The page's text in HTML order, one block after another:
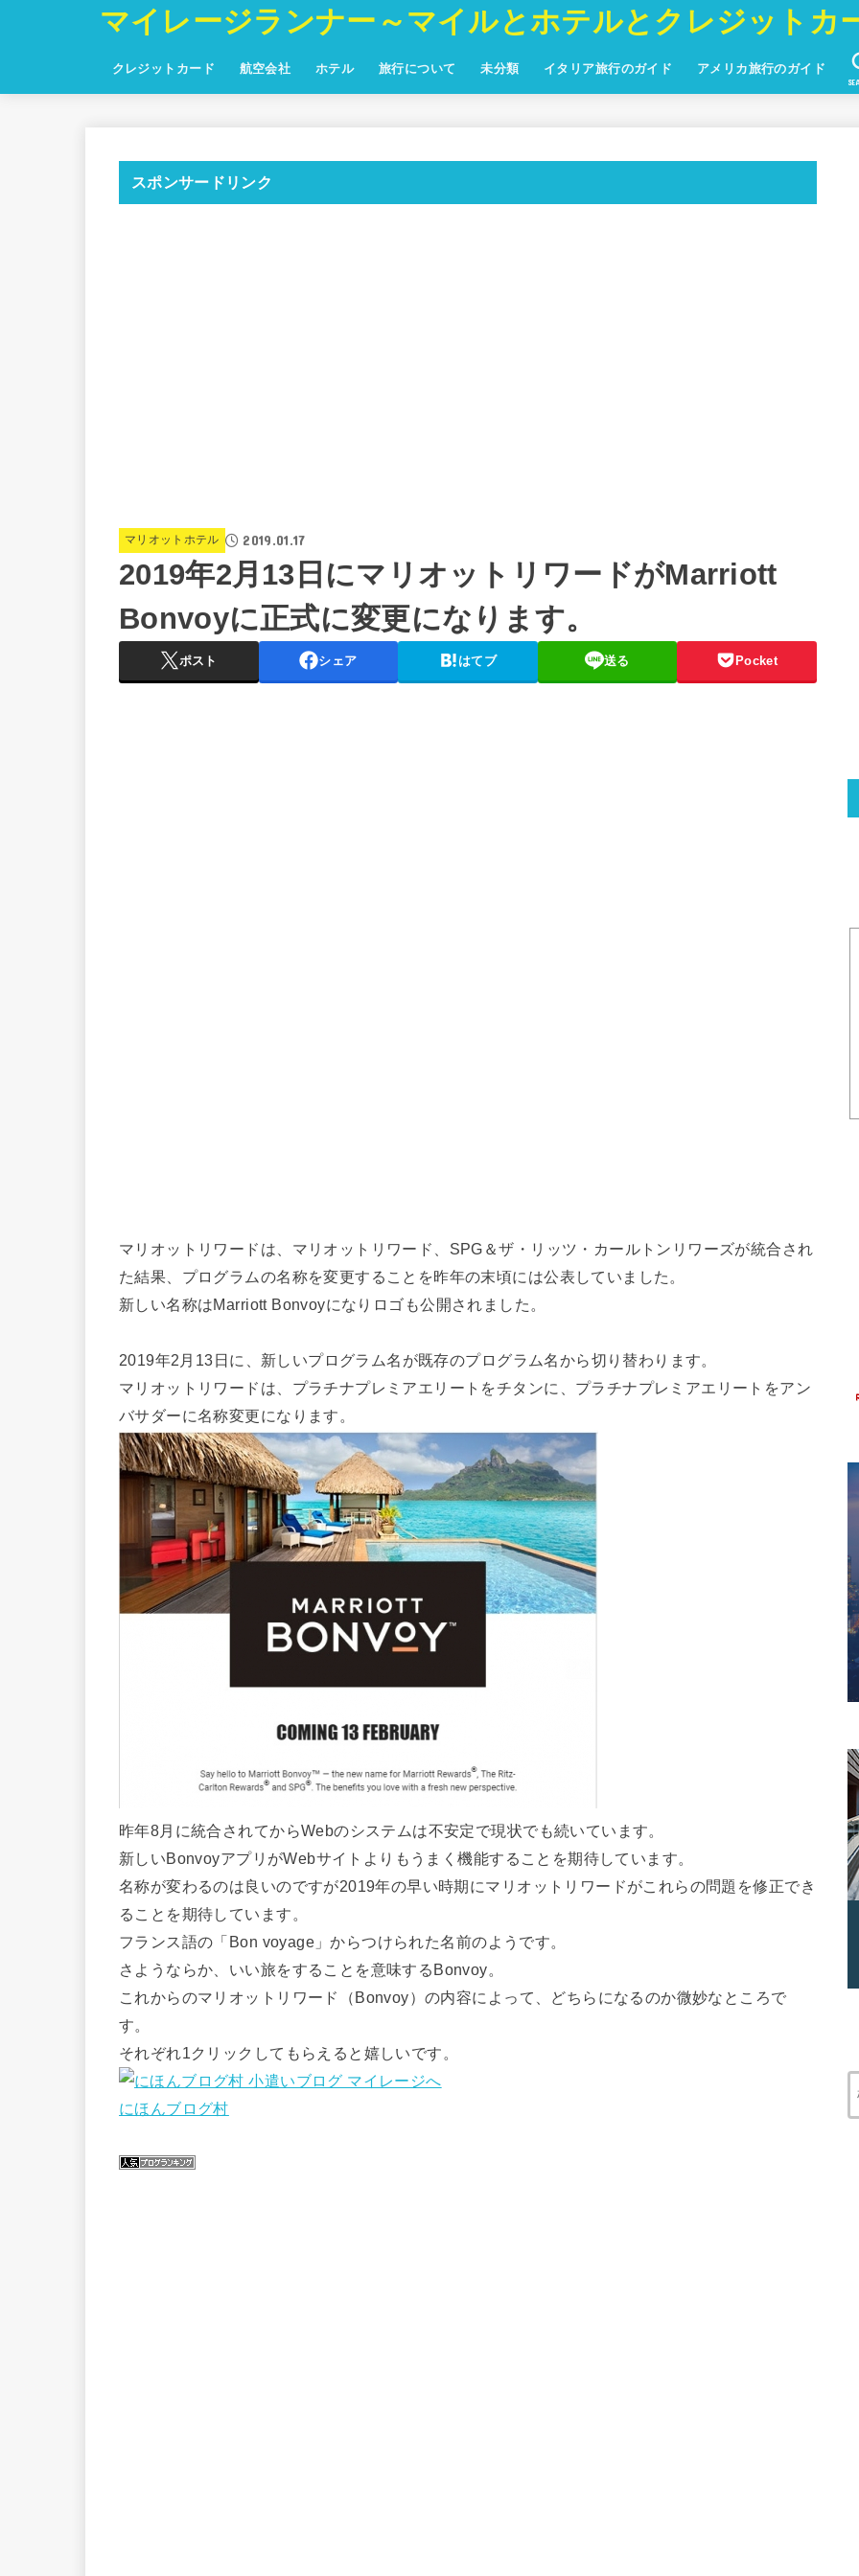
マイレージランナー～マイルとホテルとクレジットカ
クレジットカード 航空会社 ホテル 旅行について 未分類 イタリア旅行のガイド アメリカ旅行のガイド
スポンサードリンク
マリオットホテル 2019.01.17
2019年2月13日にマリオットリワードがMarriott
Bonvoyに正式に変更になります。
ポスト シェア はてブ 送る Pocket
マリオットリワードは、マリオットリワード、SPG＆ザ・リッツ・カールトンリワーズが統合され
た結果、プログラムの名称を変更することを昨年の末頃には公表していました。
新しい名称はMarriott Bonvoyになりロゴも公開されました。
2019年2月13日に、新しいプログラム名が既存のプログラム名から切り替わります。
マリオットリワードは、プラチナプレミアエリートをチタンに、プラチナプレミアエリートをアン
バサダーに名称変更になります。
昨年8月に統合されてからWebのシステムは不安定で現状でも続いています。
新しいBonvoyアプリがWebサイトよりもうまく機能することを期待しています。
名称が変わるのは良いのですが2019年の早い時期にマリオットリワードがこれらの問題を修正でき
ることを期待しています。
フランス語の「Bon voyage」からつけられた名前のようです。
さようならか、いい旅をすることを意味するBonvoy。
これからのマリオットリワード（Bonvoy）の内容によって、どちらになるのか微妙なところで
す。
それぞれ1クリックしてもらえると嬉しいです。
にほんブログ村